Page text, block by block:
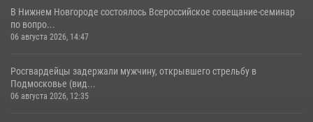
В Нижнем Новгороде состоялось Всероссийское совещание-семинар
по вопро...
06 августа 2026, 14:47
Росгвардейцы задержали мужчину, открывшего стрельбу в
Подмосковье (вид...
06 августа 2026, 12:35